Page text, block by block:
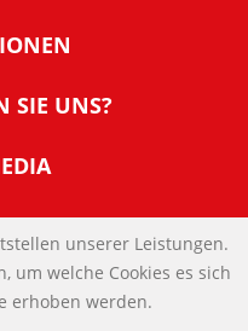
Signaturen
SIE UNS?
Online
unserer Leistungen.
um welche Cookies es sich
erhoben werden.